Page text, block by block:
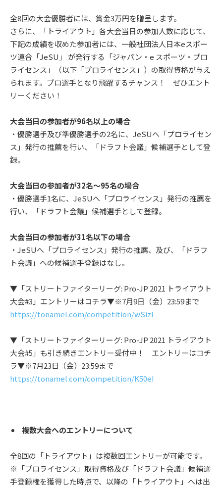
全8回の大会優勝者には、賞金3万円を贈呈します。
さらに、「トライアウト」各大会当日の参加人数に応じて、
下記の成績を収めた参加者には、一般社団法人日本eスポー
ツ連合「JeSU」 が発行する「ジャパン・e スポーツ・プロ
ライセンス」（以下「プロライセンス」）の取得資格が与え
られます。プロ選手となり飛躍するチャンス！ ぜひエント
リーください！
大会当日の参加者が96名以上の場合
・優勝選手及び準優勝選手の2名に、JeSUへ「プロライセン
ス」発行の推薦を行い、「ドラフト会議」候補選手として登
録。
大会当日の参加者が32名～95名の場合
・優勝選手1名に、JeSUへ「プロライセンス」発行の推薦を
行い、「ドラフト会議」候補選手として登録。
大会当日の参加者が31名以下の場合
・JeSUへ「プロライセンス」発行の推薦、及び、「ドラフ
ト会議」への候補選手登録はなし。
▼「ストリートファイターリーグ: Pro-JP 2021 トライアウト
大会#3」エントリーはコチラ▼※7月9日（金）23:59まで
https://tonamel.com/competition/wSizl
▼「ストリートファイターリーグ: Pro-JP 2021 トライアウト
大会#5」も引き続きエントリー受付中！ エントリーはコチ
ラ▼※7月23日（金）23:59まで
https://tonamel.com/competition/K50eI
複数大会へのエントリーについて
全8回の「トライアウト」は複数回エントリーが可能です。
※「プロライセンス」取得資格及び「ドラフト会議」候補選
手登録権を獲得した時点で、以降の「トライアウト」へは出